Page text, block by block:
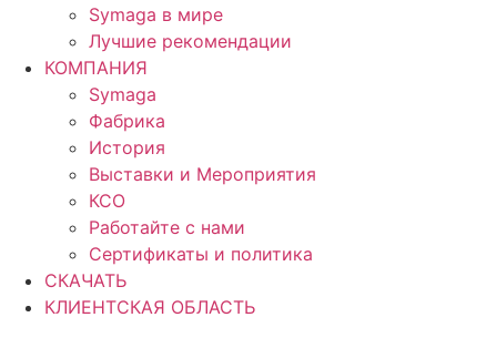
Symaga в мире
Лучшие рекомендации
КОМПАНИЯ
Symaga
Фабрика
История
Выставки и Мероприятия
КСО
Работайте с нами
Сертификаты и политика
СКАЧАТЬ
КЛИЕНТСКАЯ ОБЛАСТЬ